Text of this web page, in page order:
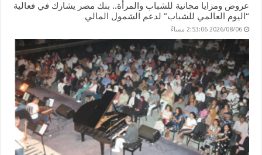
عروض ومزايا مجانية للشباب والمرأة.. بنك مصر يشارك في فعالية
“اليوم العالمي للشباب” لدعم الشمول المالي
2026/08/06 2:53:06 مساءً